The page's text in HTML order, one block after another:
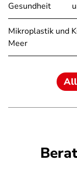
Gesundheit
Mikroplastik und
Meer